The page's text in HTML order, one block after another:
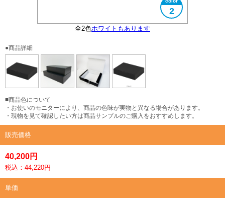
全2色ホワイトもあります
2
サイズ展開あり
開封時イメージ
●商品詳細
■商品色について
・お使いのモニターにより、商品の色味が実物と異なる場合があります。
・現物を見て確認したい方は商品サンプルのご購入をおすすめします。
販売価格
40,200円
税込：44,220円
単価